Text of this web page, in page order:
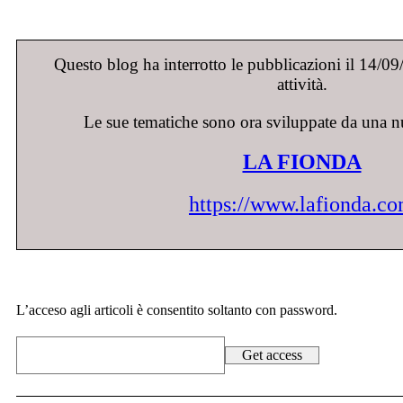
Questo blog ha interrotto le pubblicazioni il 14/
attività.
Le sue tematiche sono ora sviluppate da una
LA FIONDA
https://
L’acceso agli articoli è consentito soltanto con password.